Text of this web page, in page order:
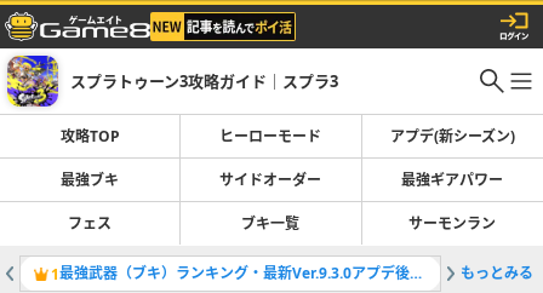
スプラトゥーン3攻略ガイド｜スプラ3
攻略TOP ヒーローモード アプデ(新シーズン)
最強ブキ サイドオーダー 最強ギアパワー
フェス ブキ一覧 サーモンラン
1 最強武器（ブキ）ランキング・最新Ver.9.3.0アプデ後環境 2フェス
もっとみる